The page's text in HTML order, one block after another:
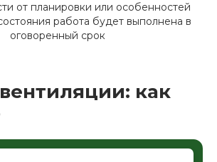
от планировки или особенностей
работа будет выполнена в
оговоренный срок
как